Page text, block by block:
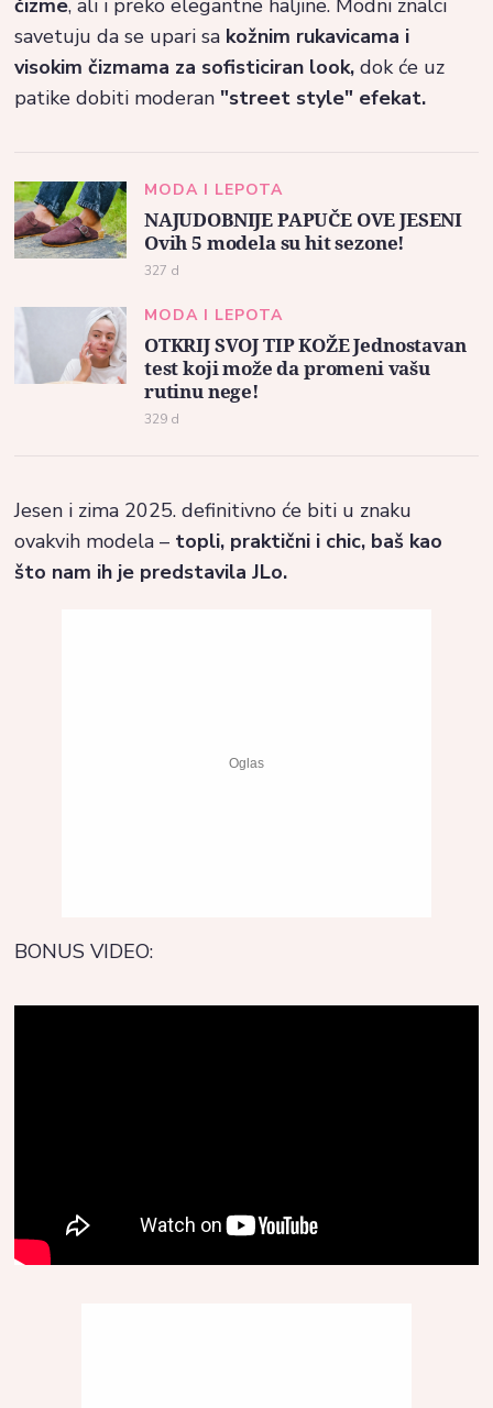
čizme, ali i preko elegantne haljine. Modni znalci
savetuju da se upari sa kožnim rukavicama i
visokim čizmama za sofisticiran look, dok će uz
patike dobiti moderan "street style" efekat.
MODA I LEPOTA
NAJUDOBNIJE PAPUČE OVE JESENI
Ovih 5 modela su hit sezone!
327 d
MODA I LEPOTA
OTKRIJ SVOJ TIP KOŽE Jednostavan
test koji može da promeni vašu
rutinu nege!
329 d
Jesen i zima 2025. definitivno će biti u znaku
ovakvih modela – topli, praktični i chic, baš kao
što nam ih je predstavila JLo.
BONUS VIDEO: